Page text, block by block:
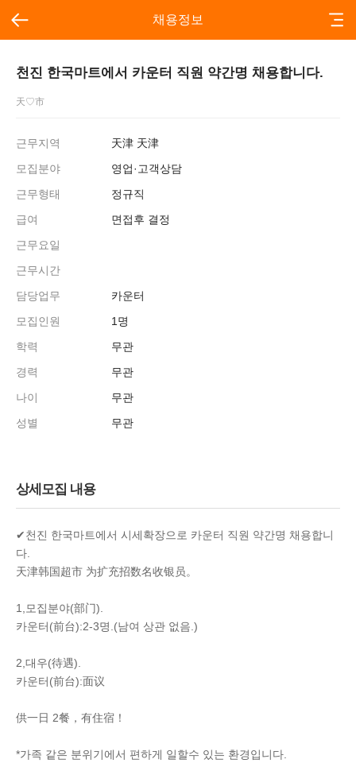
채용정보
천진 한국마트에서 카운터 직원 약간명 채용합니다.
天♡市
근무지역
天津 天津
모집분야
영업·고객상담
근무형태
정규직
급여
면접후 결정
근무요일
근무시간
담당업무
카운터
모집인원
1명
학력
무관
경력
무관
나이
무관
성별
무관
상세모집 내용
✔천진 한국마트에서 시세확장으로 카운터 직원 약간명 채용합니
다.
天津韩国超市 为扩充招数名收银员。
1,모집분야(部门).
카운터(前台):2-3명.(남여 상관 없음.)
2,대우(待遇).
카운터(前台):面议
供一日 2餐，有住宿！
*가족 같은 분위기에서 편하게 일할수 있는 환경입니다.